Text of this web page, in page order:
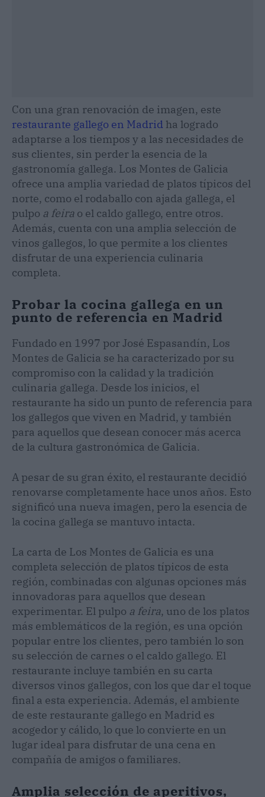
Con una gran renovación de imagen, este
restaurante gallego en Madrid ha logrado
adaptarse a los tiempos y a las necesidades de
sus clientes, sin perder la esencia de la
gastronomía gallega. Los Montes de Galicia
ofrece una amplia variedad de platos típicos del
norte, como el rodaballo con ajada gallega, el
pulpo a feira o el caldo gallego, entre otros.
Además, cuenta con una amplia selección de
vinos gallegos, lo que permite a los clientes
disfrutar de una experiencia culinaria
completa.
Probar la cocina gallega en un
punto de referencia en Madrid
Fundado en 1997 por José Espasandín, Los
Montes de Galicia se ha caracterizado por su
compromiso con la calidad y la tradición
culinaria gallega. Desde los inicios, el
restaurante ha sido un punto de referencia para
los gallegos que viven en Madrid, y también
para aquellos que desean conocer más acerca
de la cultura gastronómica de Galicia.
A pesar de su gran éxito, el restaurante decidió
renovarse completamente hace unos años. Esto
significó una nueva imagen, pero la esencia de
la cocina gallega se mantuvo intacta.
La carta de Los Montes de Galicia es una
completa selección de platos típicos de esta
región, combinadas con algunas opciones más
innovadoras para aquellos que desean
experimentar. El pulpo a feira, uno de los platos
más emblemáticos de la región, es una opción
popular entre los clientes, pero también lo son
su selección de carnes o el caldo gallego. El
restaurante incluye también en su carta
diversos vinos gallegos, con los que dar el toque
final a esta experiencia. Además, el ambiente
de este restaurante gallego en Madrid es
acogedor y cálido, lo que lo convierte en un
lugar ideal para disfrutar de una cena en
compañía de amigos o familiares.
Amplia selección de aperitivos,